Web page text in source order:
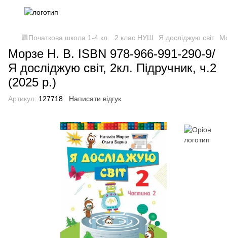
🟩Початкова школа 1-4 кл. 2 клас НУШ Я досліджую світ
Морзе Н. В. ISBN 978-966-991-290-9/
Я досліджую світ, 2кл. Підручник, ч.2
(2025 р.)
Артикул: 127718 Написати відгук